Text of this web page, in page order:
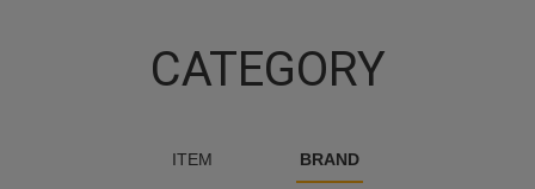
CATEGORY
ITEM BRAND